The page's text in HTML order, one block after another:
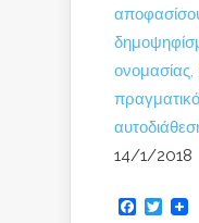
ονομασίας,
14/1/2018